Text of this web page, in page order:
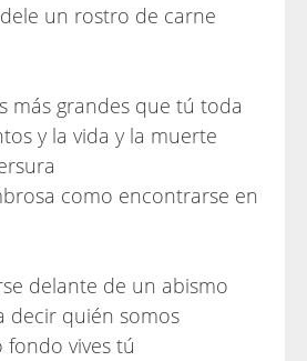
un rostro de carne
más grandes que tú toda
y la vida y la muerte
como encontrarse en
delante de un abismo
decir quién somos
fondo vives tú